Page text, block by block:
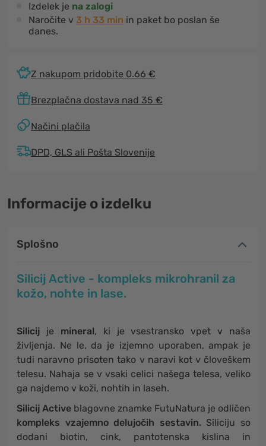
Izdelek je na zalogi
Naročite v 3 h 33 min in paket bo poslan še
danes.
Z nakupom pridobite 0.66 €
Brezplačna dostava nad 35 €
Načini plačila
DPD, GLS ali Pošta Slovenije
Informacije o izdelku
Splošno
Silicij Active - kompleks mikrohranil za
kožo, nohte in lase.
Silicij je mineral, ki je vsestransko vpet v naša
življenja. Ne le, da je izjemno uporaben, ampak je
tudi naravno prisoten tako v naravi kot v človeškem
telesu. Nahaja se v vsaki celici našega telesa, veliko
ga najdemo v koži, nohtih in laseh.
Silicij Active blagovne znamke FutuNatura je odličen
kompleks vzajemno delujočih sestavin.Siliciju so
dodani biotin, cink, pantotenska kislina in